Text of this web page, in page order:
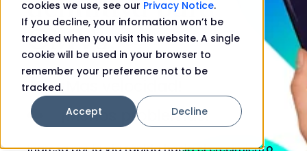
cookies we use, see our Privacy Notice.
If you decline, your information won’t be
tracked when you visit this website. A single
cookie will be used in your browser to
remember your preference not to be
tracked.
Accept
Decline
definitiva para
OMVs
¡Mas velocidad!
¡Menos problemas!